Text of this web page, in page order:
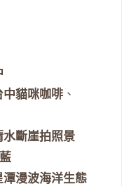
中貓咪咖啡 、
斷崖拍照景
漫波海洋生態